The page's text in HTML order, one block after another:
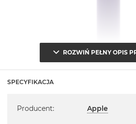
ROZWIŃ PEŁNY OPIS
SPECYFIKACJA
Producent: Apple